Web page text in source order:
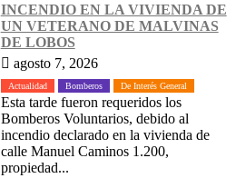
INCENDIO EN LA VIVIENDA DE
UN VETERANO DE MALVINAS
DE LOBOS
agosto 7, 2026
Actualidad Bomberos De Interés General
Esta tarde fueron requeridos los
Bomberos Voluntarios, debido al
incendio declarado en la vivienda de
calle Manuel Caminos 1.200,
propiedad...